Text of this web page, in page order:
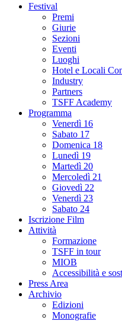
Festival
Premi
Giurie
Sezioni
Eventi
Luoghi
Hotel e Locali
Industry
Partners
TSFF Academy
Programma
Venerdì 16
Sabato 17
Domenica 18
Lunedì 19
Martedì 20
Mercoledì 21
Giovedì 22
Venerdì 23
Sabato 24
Iscrizione Film
Attività
Formazione
TSFF in tour
MIOB
Accessibilità e
Press Area
Archivio
Edizioni
Monografie